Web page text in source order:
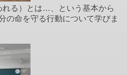
る）とは…、という基本から
の命を守る行動について学びま